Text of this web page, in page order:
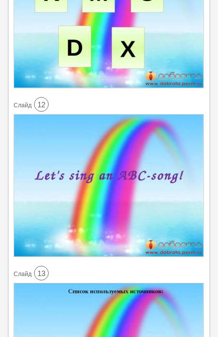
Cлайд 12
Cлайд 13